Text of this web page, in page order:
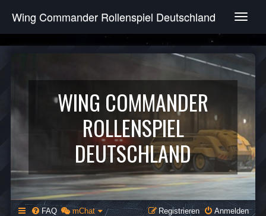
T
g
e
v
g
a
t
i
o
n
Wing Commander Rollenspiel Deutschland
WING COMMANDER
ROLLENSPIEL
DEUTSCHLAND
FAQ mChat Anmelden
Registrieren